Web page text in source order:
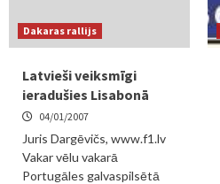
Dakaras rallijs
Latvieši veiksmīgi
ieradušies Lisabonā
04/01/2007
Juris Dargēvičs, www.f1.lv
Vakar vēlu vakarā
Portugāles galvaspilsētā